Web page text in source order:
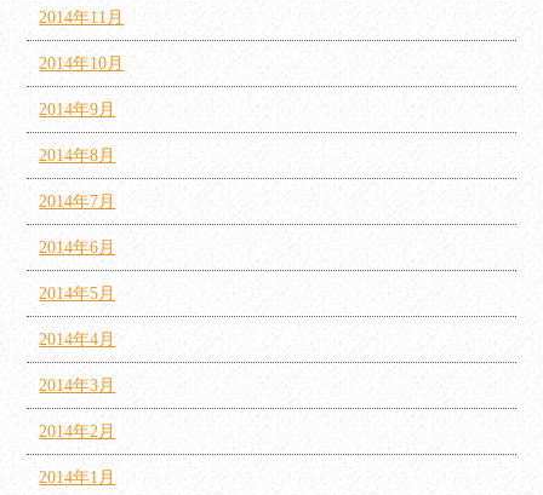
2014年11月
2014年10月
2014年9月
2014年8月
2014年7月
2014年6月
2014年5月
2014年4月
2014年3月
2014年2月
2014年1月